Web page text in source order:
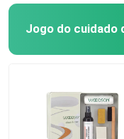
Cuidados com
Jogo do cuidado